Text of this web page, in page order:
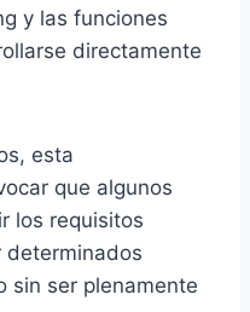
y las funciones
directamente
esta
que algunos
los requisitos
determinados
sin ser plenamente